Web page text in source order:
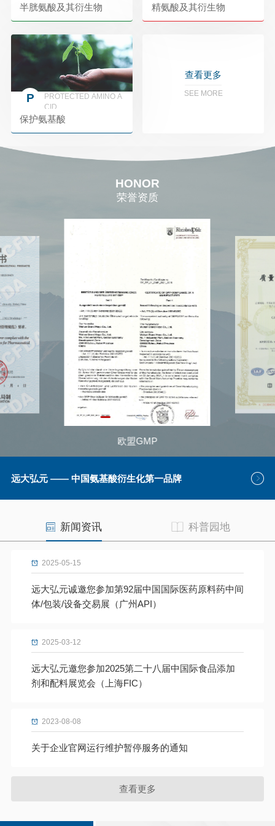
半胱氨酸及其衍生物 精氨酸及其衍生物
P
PROTECTED AMINO A
CID
保护氨基酸
查看更多
SEE MORE
HONOR
荣誉资质
欧盟GMP
远大弘元 —— 中国氨基酸衍生化第一品牌
新闻资讯 科普园地
2025-05-15
远大弘元诚邀您参加第92届中国国际医药原料药中间
体/包装/设备交易展（广州API）
2025-03-12
远大弘元邀您参加2025第二十八届中国际食品添加
剂和配料展览会（上海FIC）
2023-08-08
关于企业官网运行维护暂停服务的通知
查看更多